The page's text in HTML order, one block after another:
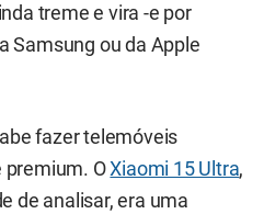
treme e vira -e por
Samsung ou da Apple
fazer telemóveis
premium. OXiaomi 15 Ultra,
de analisar, era uma